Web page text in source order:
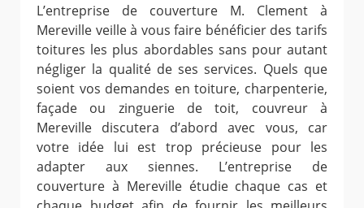
L’entreprise de couverture M. Clement à
Mereville veille à vous faire bénéficier des tarifs
toitures les plus abordables sans pour autant
négliger la qualité de ses services. Quels que
soient vos demandes en toiture, charpenterie,
façade ou zinguerie de toit, couvreur à
Mereville discutera d’abord avec vous, car
votre idée lui est trop précieuse pour les
adapter aux siennes. L’entreprise de
couverture à Mereville étudie chaque cas et